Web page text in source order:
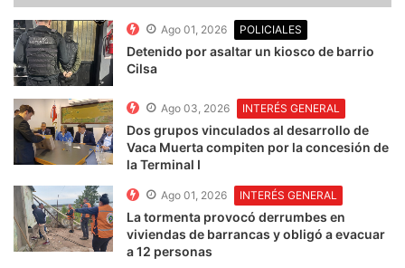
Ago 01, 2026 POLICIALES
Detenido por asaltar un kiosco de barrio
Cilsa
Ago 03, 2026 INTERÉS GENERAL
Dos grupos vinculados al desarrollo de
Vaca Muerta compiten por la concesión de
la Terminal I
Ago 01, 2026 INTERÉS GENERAL
La tormenta provocó derrumbes en
viviendas de barrancas y obligó a evacuar
a 12 personas